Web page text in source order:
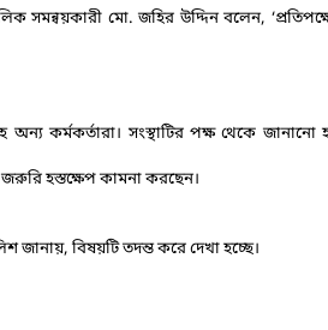
সমন্বয়কারী মো. জহির উদ্দিন বলেন,
কর্মকর্তারা। সংস্থাটির পক্ষ থেকে জানানো
হস্তক্ষেপ কামনা করছেন।
জানায়, বিষয়টি তদন্ত করে দেখা হচ্ছে।